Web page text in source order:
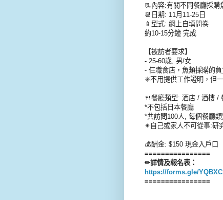
📃內容:有關不同餐廳採購
📆日期: 11月11-25日
📱型式: 網上自填問卷
約10-15分鐘 完成
【被訪者要求】
- 25-60歲, 男/女
- 任職食店，魚類採購的負
✳️不用提供工作證明，但
🍴餐廳類型: 酒店 / 酒樓 /
*不包括日本餐廳
*共訪問100人, 每個餐廳
✴自己或家人不可從事:研
💰酬金: $150 現金入戶口
================
✏詳情及報名表：
https://forms.gle/
================